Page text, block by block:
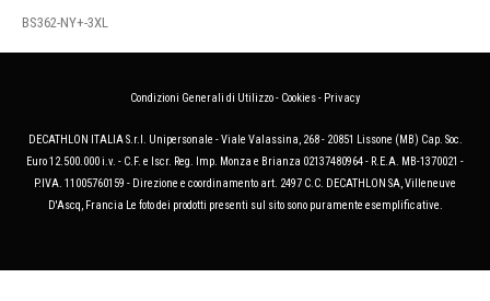
BS362-NY+-3XL
Condizioni Generali di Utilizzo- Cookies- Privacy
DECATHLON ITALIA S.r.l. Unipersonale - Viale Valassina, 268 - 20851 Lissone (MB) Cap. Soc.
Euro 12.500.000 i.v. - C.F. e Iscr. Reg. Imp. Monza e Brianza 02137480964 - R.E.A. MB-1370021 -
P.IVA. 11005760159 - Direzione e coordinamento art. 2497 C.C. DECATHLON SA, Villeneuve
D'Ascq, Francia Le foto dei prodotti presenti sul sito sono puramente esemplificative.